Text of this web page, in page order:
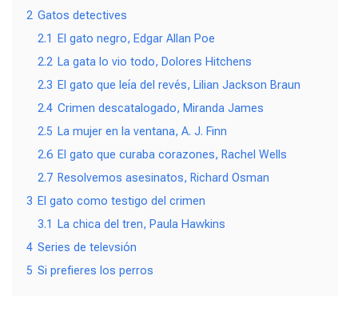
2 Gatos detectives
2.1
El gato negro, Edgar Allan Poe
2.2 La gata lo vio todo, Dolores Hitchens
2.3 El gato que leía del revés, Lilian Jackson Braun
2.4 Crimen descatalogado, Miranda James
2.5 La mujer en la ventana, A. J. Finn
2.6 El gato que curaba corazones, Rachel Wells
2.7 Resolvemos asesinatos, Richard Osman
3 El gato como testigo del crimen
3.1
La chica del tren, Paula Hawkins
4 Series de televsión
5 Si prefieres los perros